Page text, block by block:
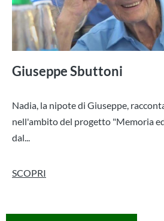
Giuseppe Sbuttoni
Nadia, la nipote di Giuseppe,
nell'ambito del progetto "Memoria
dal...
SCOPRI